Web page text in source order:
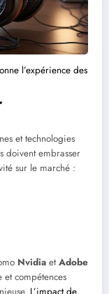
l’expérience des
et technologies
doivent embrasser
sur le marché :
Nvidia etAdobe
compétences